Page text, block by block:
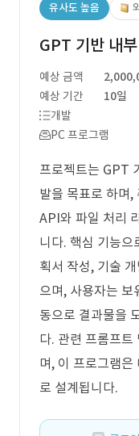
유사도 높음
GPT 기반 내
예상 금액
예상 기간
10일
개발
PC 프로그램
프로젝트는 GPT
발을 목표로 하며
API와 파일 처리
니다. 핵심 기능으
획서 작성, 기술
으며, 사용자는 보
동으로 결과물을
다. 관련 프롬프트
며, 이 프로그램은
로 설계됩니다.